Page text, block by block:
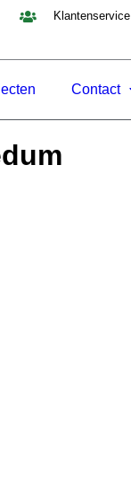
Klantenservice
Contact